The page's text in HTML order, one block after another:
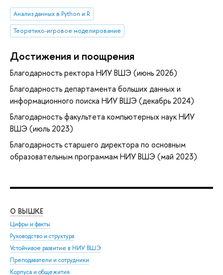
Анализ данных в Python и R
Теоретико-игровое моделирование
Достижения и поощрения
Благодарность ректора НИУ ВШЭ (июнь 2026)
Благодарность департамента больших данных и
информационного поиска НИУ ВШЭ (декабрь 2024)
Благодарность факультета компьютерных наук НИУ
ВШЭ (июль 2023)
Благодарность старшего директора по основным
образовательным программам НИУ ВШЭ (май 2023)
О ВЫШКЕ
Цифры и факты
Руководство и структура
Устойчивое развитие в НИУ ВШЭ
Преподаватели и сотрудники
Корпуса и общежития